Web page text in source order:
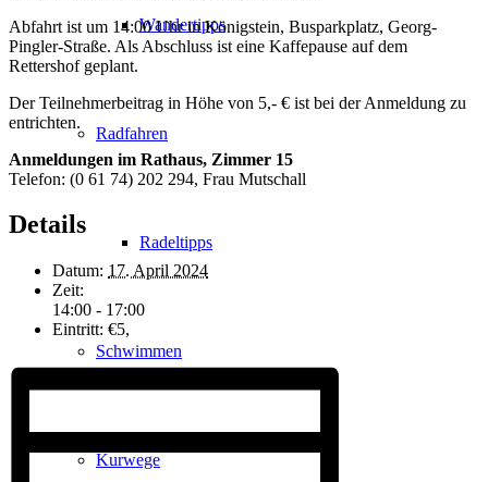
Wandertipps
Radfahren
Radeltipps
Schwimmen
Kurwege
Abfahrt ist um 14:00 Uhr in Königstein, Busparkplatz, Georg-
Pingler-Straße. Als Abschluss ist eine Kaffepause auf dem
Rettershof geplant.
Der Teilnehmerbeitrag in Höhe von 5,- € ist bei der Anmeldung zu
entrichten.
Anmeldungen im Rathaus, Zimmer 15
Telefon: (0 61 74) 202 294, Frau Mutschall
Details
Datum: 17. April 2024
Zeit:
14:00 - 17:00
Eintritt: €5,